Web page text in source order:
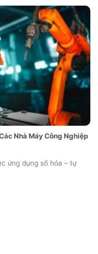
Nhà Máy Công Nghiệp
ứng dụng số hóa – tự